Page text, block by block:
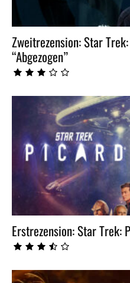
Zweitrezension: Star
“Abgezogen”
Erstrezension: Star Trek: